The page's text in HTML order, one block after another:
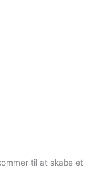
til at skabe et